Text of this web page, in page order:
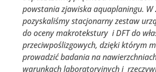
powstania zjawiska aquaplaningu. W
pozyskaliśmy stacjonarny zestaw
do oceny makrotekstury i DFT do
przeciwpoślizgowych, dzięki którym
prowadzić badania na
warunkach laboratoryjnych i